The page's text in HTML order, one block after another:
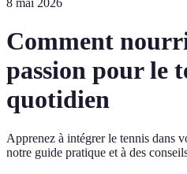
8 mai 2026
Comment
passion pour le
quotidien
Apprenez à intégrer le tennis dans
notre guide pratique et à des